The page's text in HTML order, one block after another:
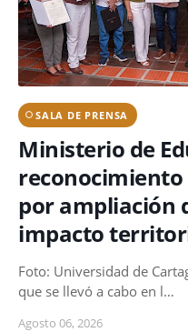
SALA DE PRENSA
Ministerio de
por ampliación
impacto
Foto: Universidad de
que se llevó a cabo en l…
Agosto 06, 2026